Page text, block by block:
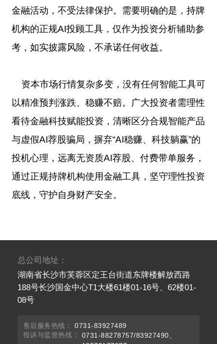
金融活动，不受法律保护。需要明确的是，持牌
机构的正规AI投顾工具，仅作为投资分析辅助参
考，如实披露风险，不承诺任何收益。
资本市场行情复杂多变，没有任何智能工具可
以精准预判涨跌、稳赚不赔。广大投资者需理性
看待金融科技赋能投资，清晰区分合规智能产品
与虚假AI荐股骗局，摒弃“AI稳赚、科技躺赢”的
投机心理，远离无资质AI荐股、付费带单服务，
通过正规持牌机构使用金融工具，坚守理性投资
底线，守护自身财产安全。
总公司地址：
湖南省长沙市芙蓉区定王台街道东牌楼解放西路
188号长沙国金中心T1大楼61楼01-16号、62楼01-
08号
售后服务热线：
0731-83927489
投诉与监督热线：
0731-88278757/83927490、